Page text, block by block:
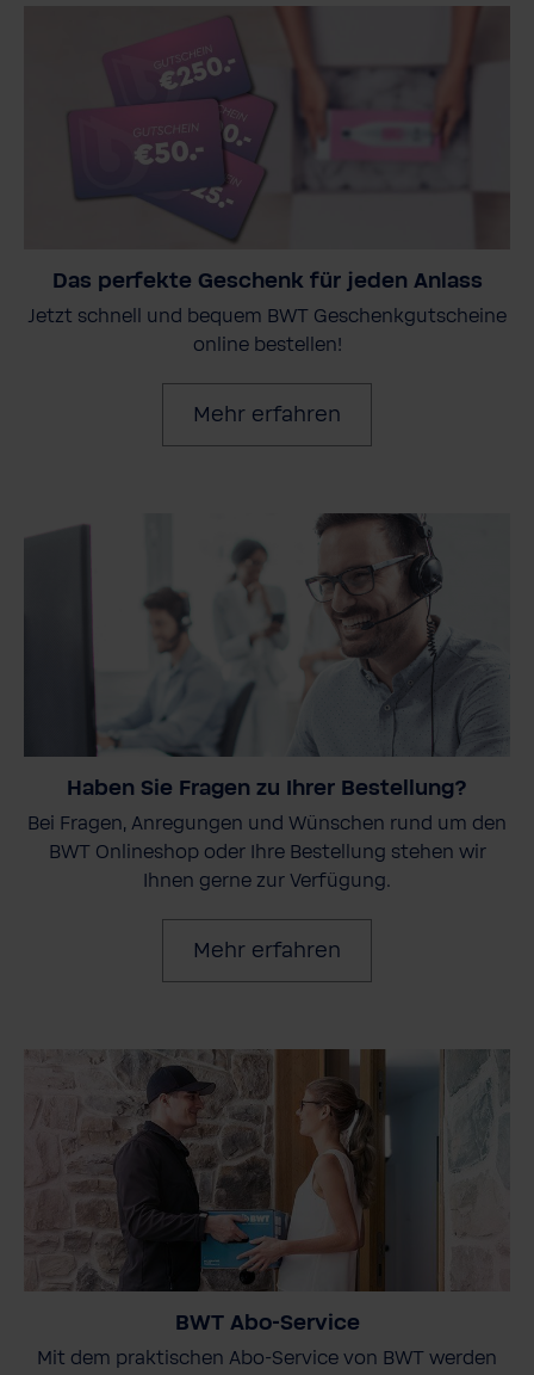
Das perfekte Geschenk für jeden Anlass
Jetzt schnell und bequem BWT Geschenkgutscheine
online bestellen!
Mehr erfahren
Haben Sie Fragen zu Ihrer Bestellung?
Bei Fragen, Anregungen und Wünschen rund um den
BWT Onlineshop oder Ihre Bestellung stehen wir
Ihnen gerne zur Verfügung.
Mehr erfahren
BWT Abo-Service
Mit dem praktischen Abo-Service von BWT werden